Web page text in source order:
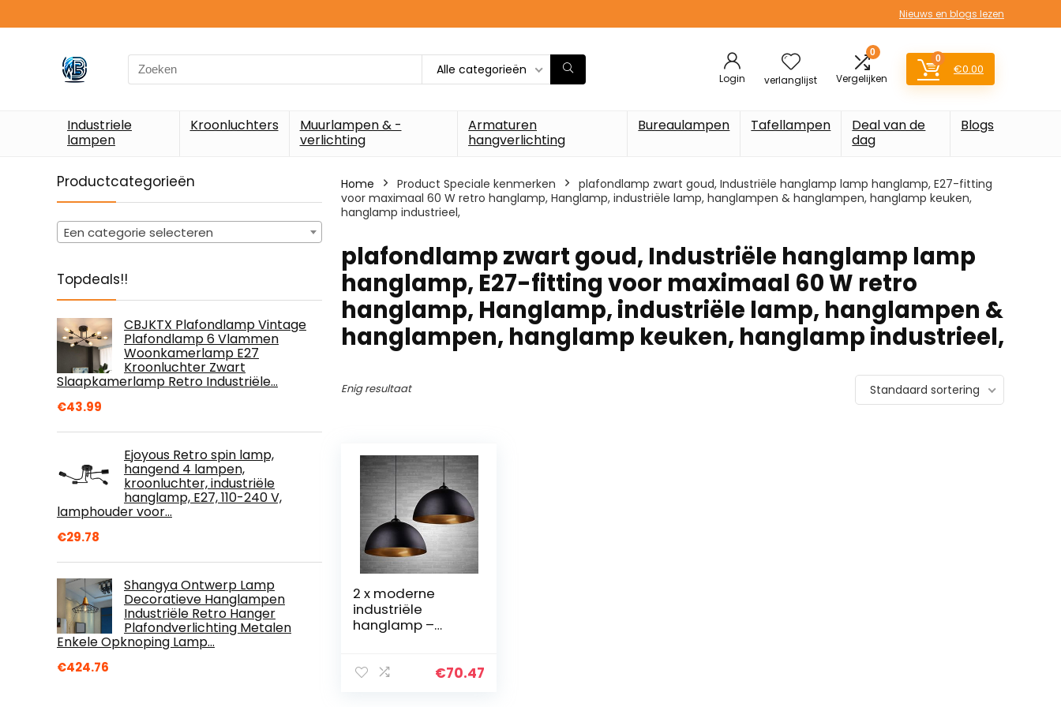
Nieuws en blogs lezen
Search
for:
Alle categorieën
Login verlanglijst
0
Vergelijken
0
€0.00
Industriele
lampen
Kroonluchters
Muurlampen & -
verlichting
Armaturen
hangverlichting
Bureaulampen Tafellampen
Deal van de
dag
Blogs
Productcategorieën
Een categorie selecteren
Topdeals!!
CBJKTX Plafondlamp Vintage
Plafondlamp 6 Vlammen
Woonkamerlamp E27
Kroonluchter Zwart
Slaapkamerlamp Retro Industriële…
€43.99
Ejoyous Retro spin lamp,
hangend 4 lampen,
kroonluchter, industriële
hanglamp, E27, 110-240 V,
lamphouder voor…
€29.78
Shangya Ontwerp Lamp
Decoratieve Hanglampen
Industriële Retro Hanger
Plafondverlichting Metalen
Enkele Opknoping Lamp…
€424.76
Home Product Speciale kenmerken
‎plafondlamp zwart goud, Industriële hanglamp lamp hanglamp, E27-fitting
voor maximaal 60 W retro hanglamp, Hanglamp, industriële lamp, hanglampen & hanglampen, hanglamp keuken,
hanglamp industrieel,
‎plafondlamp zwart goud, Industriële hanglamp lamp
hanglamp, E27-fitting voor maximaal 60 W retro
hanglamp, Hanglamp, industriële lamp, hanglampen &
hanglampen, hanglamp keuken, hanglamp industrieel,
Enig resultaat Standaard sortering
2 x moderne
industriële
hanglamp –
cm breedte lamp
€70.47